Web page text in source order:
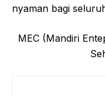
nyaman bagi
MEC (Mandiri